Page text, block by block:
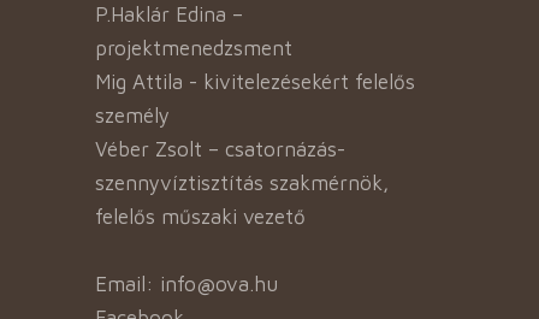
P.Haklár Edina –
projektmenedzsment
Mig Attila - kivitelezésekért felelős
személy
Véber Zsolt – csatornázás-
szennyvíztisztítás szakmérnök,
felelős műszaki vezető
Email: info@ova.hu